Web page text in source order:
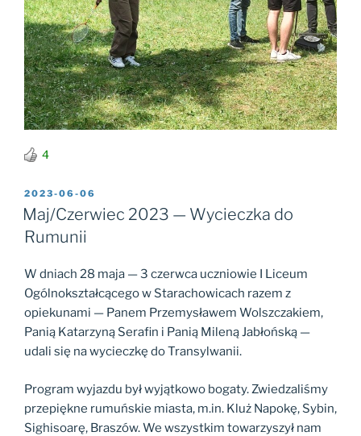
4
OPUBLIKOWANE
W
2023-06-06
Maj/Czerwiec 2023 — Wycieczka do
Rumunii
W dniach 28 maja — 3 czerwca uczniowie I Liceum
Ogólnokształcącego w Starachowicach razem z
opiekunami — Panem Przemysławem Wolszczakiem,
Panią Katarzyną Serafin i Panią Mileną Jabłońską —
udali się na wycieczkę do Transylwanii.
Program wyjazdu był wyjątkowo bogaty. Zwiedzaliśmy
przepiękne rumuńskie miasta, m.in. Kluż Napokę, Sybin,
Sighisoarę, Braszów. We wszystkim towarzyszył nam